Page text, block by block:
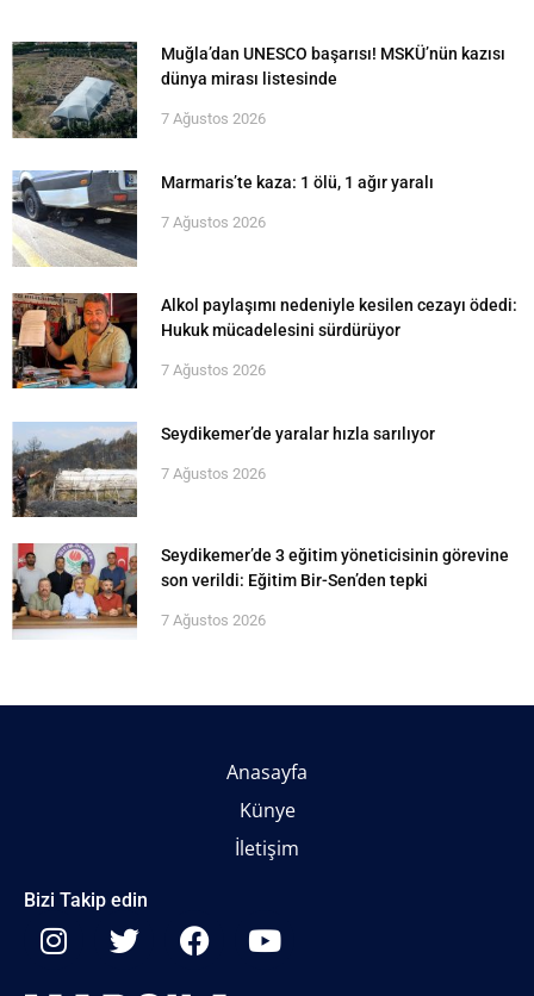
Muğla’dan UNESCO başarısı! MSKÜ’nün kazısı
dünya mirası listesinde
7 Ağustos 2026
Marmaris’te kaza: 1 ölü, 1 ağır yaralı
7 Ağustos 2026
Alkol paylaşımı nedeniyle kesilen cezayı ödedi:
Hukuk mücadelesini sürdürüyor
7 Ağustos 2026
Seydikemer’de yaralar hızla sarılıyor
7 Ağustos 2026
Seydikemer’de 3 eğitim yöneticisinin görevine
son verildi: Eğitim Bir-Sen’den tepki
7 Ağustos 2026
Anasayfa
Künye
İletişim
Bizi Takip edin